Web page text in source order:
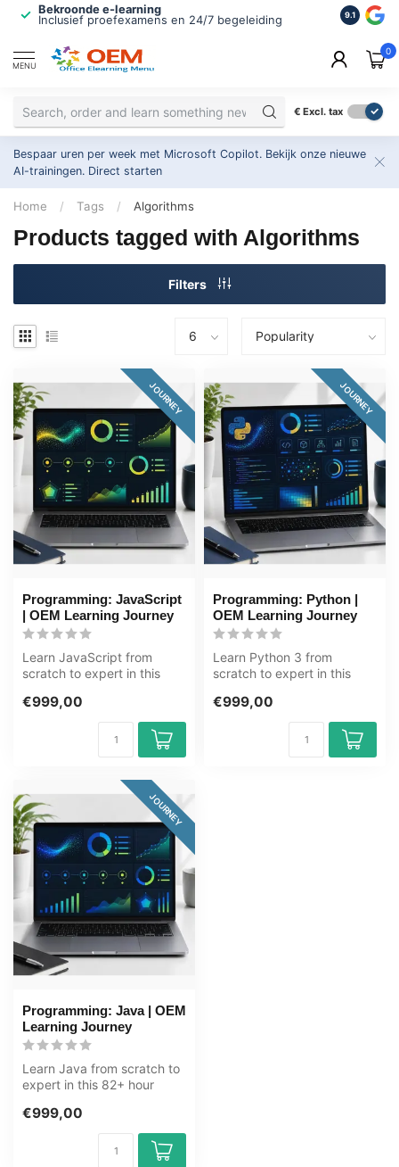
Bekroonde e-learning
Inclusief proefexamens en 24/7 begeleiding
ISO
2.500+
9.1
MENU
0
€ Excl. tax
Bespaar uren per week met Microsoft Copilot. Bekijk onze nieuwe
AI-trainingen. Direct starten
Home / Tags / Algorithms
Products tagged with Algorithms
Filters
JOURNEY
Programming: JavaScript
| OEM Learning Journey
Learn JavaScript from
scratch to expert in this
JavaS...
€999,00
JOURNEY
Programming: Python |
OEM Learning Journey
Learn Python 3 from
scratch to expert in this
Python ...
€999,00
JOURNEY
Programming: Java | OEM
Learning Journey
Learn Java from scratch to
expert in this 82+ hour
v...
€999,00